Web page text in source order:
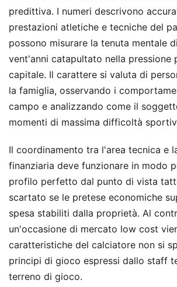
predittiva. I numeri descrivono
prestazioni atletiche e tecniche del
possono misurare la tenuta mentale
vent'anni catapultato nella pressione
capitale. Il carattere si valuta di
la famiglia, osservando i
campo e analizzando come il
momenti di massima difficoltà
Il coordinamento tra l'area tecnica e
finanziaria deve funzionare in modo
profilo perfetto dal punto di vista
scartato se le pretese economiche
spesa stabiliti dalla proprietà. Al
un'occasione di mercato low cost
caratteristiche del calciatore non si
principi di gioco espressi dallo staff
terreno di gioco.